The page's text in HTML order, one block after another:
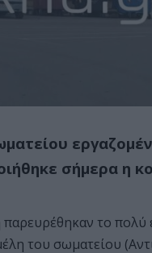
σήμερα η
το πολύ
του σωματείου